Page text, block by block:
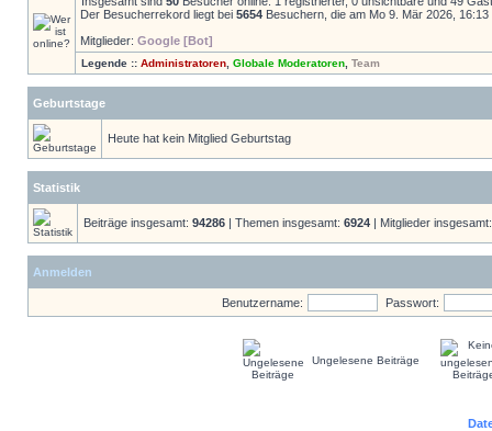
Der Besucherrekord liegt bei 5654 Besuchern, die am Mo 9. Mär 2026,
Mitglieder: Google [Bot]
Legende :: Administratoren Globale Moderatoren Team
Geburtstage
Heute hat kein Mitglied Geburtstag
Statistik
Beiträge insgesamt: 94286 | Themen insgesamt: 6924 | Mitglieder
Anmelden
Benutzername: Passwort:
Ungelesene Beiträge